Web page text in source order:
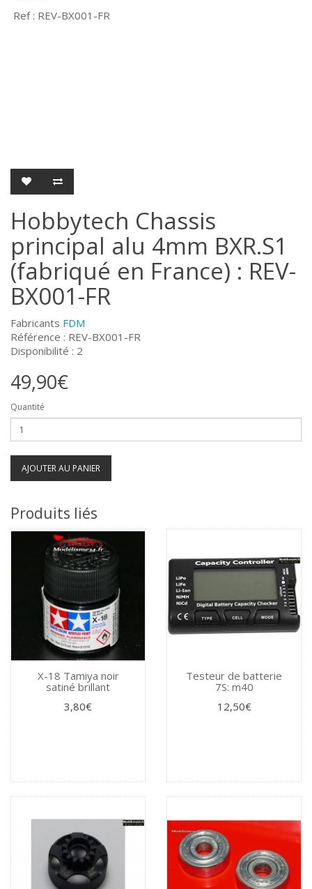
Ref : REV-BX001-FR
Hobbytech Chassis
principal alu 4mm BXR.S1
(fabriqué en France) : REV-
BX001-FR
Fabricants FDM
Référence : REV-BX001-FR
Disponibilité : 2
49,90€
Quantité
AJOUTER AU PANIER
Produits liés
X-18 Tamiya noir
satiné brillant
3,80€
Testeur de batterie
7S: m40
12,50€